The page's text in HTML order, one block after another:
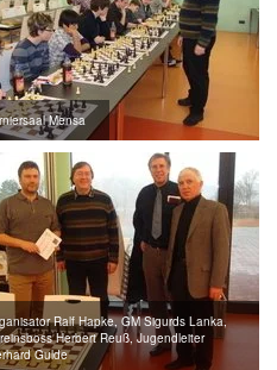
Mensa
Ralf Hapke, GM Sigurds Lanka,
Herbert Reuß, Jugendleiter
Gulde